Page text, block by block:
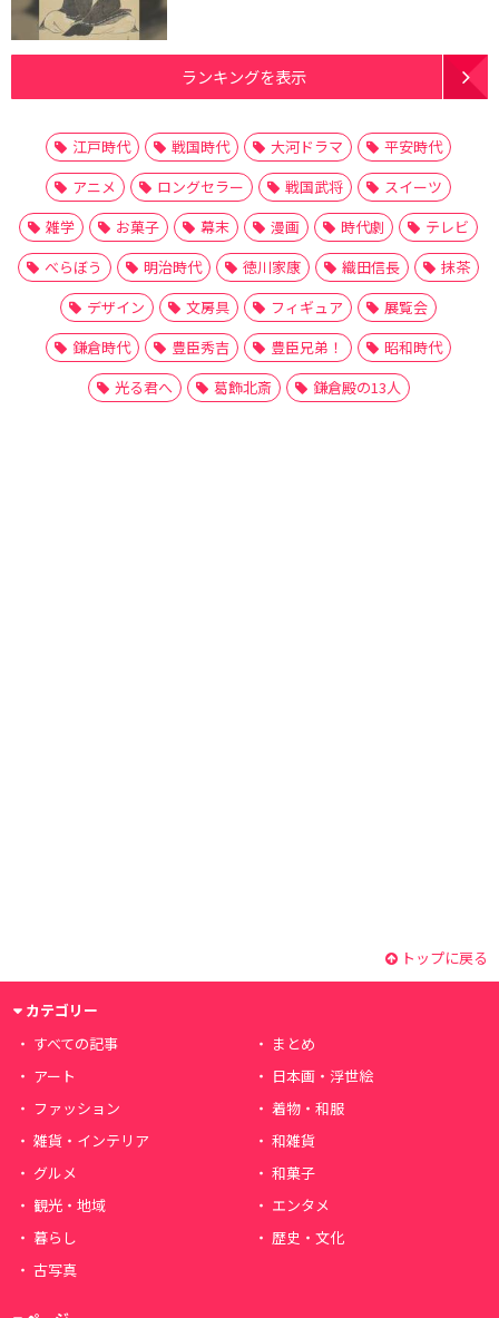
ランキングを表示
江戸時代 戦国時代 大河ドラマ
平安時代
アニメ
ロングセラー 戦国武将
スイーツ
雑学
お菓子 幕末 漫画 時代劇
テレビ
べらぼう
明治時代 徳川家康 織田信長
抹茶
デザイン
文房具 フィギュア
展覧会
鎌倉時代
豊臣秀吉 豊臣兄弟！
昭和時代
光る君へ
葛飾北斎 鎌倉殿の13人
トップに戻る
カテゴリー
すべての記事
まとめ
アート
日本画・浮世絵
ファッション
着物・和服
雑貨・インテリア
和雑貨
グルメ
和菓子
観光・地域
エンタメ
暮らし
歴史・文化
古写真